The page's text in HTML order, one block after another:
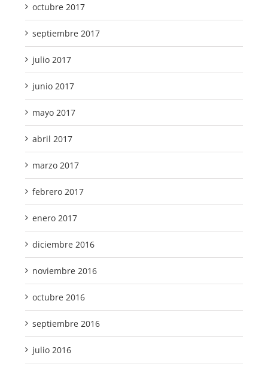
octubre 2017
septiembre 2017
julio 2017
junio 2017
mayo 2017
abril 2017
marzo 2017
febrero 2017
enero 2017
diciembre 2016
noviembre 2016
octubre 2016
septiembre 2016
julio 2016